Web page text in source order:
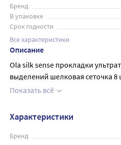
Бренд
В упаковке
Срок годности
Все характеристики
Описание
Ola silk sense прокладки
выделений шелковая сеточка
для критических дней
«Супер» - тонкая сеточка, тонкие и
впитывают влагу, препятствуя
на поверхность. Суперабсорбент в составе ядра
Показать всё
Характеристики
Бренд